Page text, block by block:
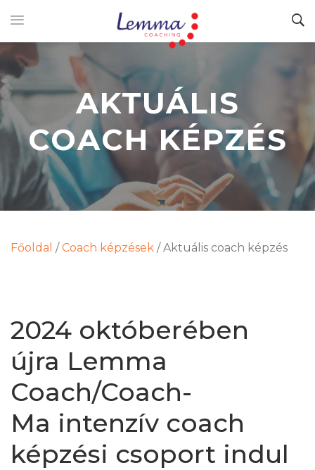
AKTUÁLIS
COACH KÉPZÉS
Főoldal / Coach képzések / Aktuális coach képzés
2024 októberében
újra Lemma
Coach/Coach-
Ma intenzív coach
képzési csoport indul